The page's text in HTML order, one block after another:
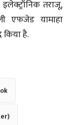
तराजू,
एफजेड यामाहा
है.